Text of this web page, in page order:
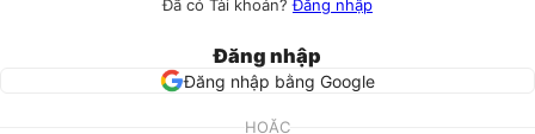
Đã có Tài khoản?Đăng nhập
Đăng nhập
Đăng nhập bằng Google
HOẶC